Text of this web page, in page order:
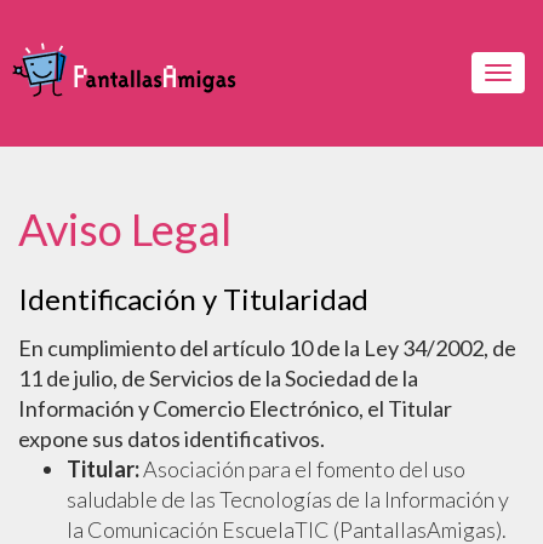
Aviso Legal
Identificación y Titularidad
En cumplimiento del artículo 10 de la Ley 34/2002, de
11 de julio, de Servicios de la Sociedad de la
Información y Comercio Electrónico, el Titular
expone sus datos identificativos.
Titular:Asociación para el fomento del uso
saludable de las Tecnologías de la Información y
la Comunicación EscuelaTIC (PantallasAmigas).